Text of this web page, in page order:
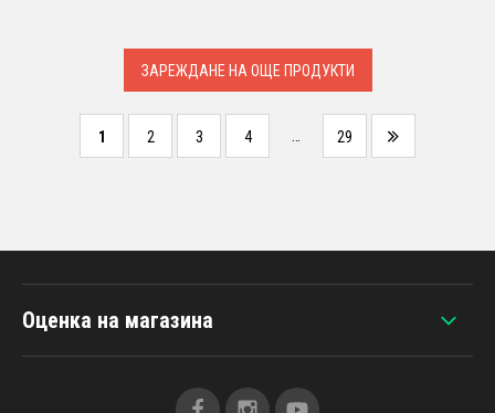
ЗАРЕЖДАНЕ НА ОЩЕ ПРОДУКТИ
1 2 3 4 … 29
Оценка на магазина